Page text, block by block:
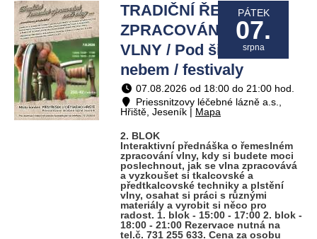
PÁTEK
07.
srpna
TRADIČNÍ ŘEMESLNÉ
ZPRACOVÁNÍ OVČÍ
VLNY / Pod širým
nebem / festivaly
07.08.2026 od 18:00 do 21:00 hod.
Priessnitzovy léčebné lázně a.s.,
Hřiště, Jeseník | Mapa
2. BLOK
Interaktivní přednáška o řemeslném
zpracování vlny, kdy si budete moci
poslechnout, jak se vlna zpracovává
a vyzkoušet si tkalcovské a
předtkalcovské techniky a plstění
vlny, osahat si práci s různými
materiály a vyrobit si něco pro
radost. 1. blok - 15:00 - 17:00 2. blok -
18:00 - 21:00 Rezervace nutná na
tel.č. 731 255 633. Cena za osobu